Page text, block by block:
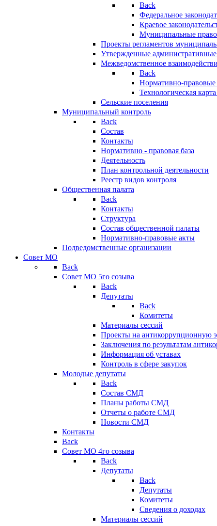
Back
Федеральное
Краевое
Муниципальные
Проекты регламентов
Утвержденные
Межведомственное
Back
Нормативно-правовые
Технологическая
Сельские поселения
Муниципальный контроль
Back
Состав
Контакты
Нормативно - правовая база
Деятельность
План контрольной деятельности
Реестр видов контроля
Общественная палата
Back
Контакты
Структура
Состав общественной палаты
Нормативно-правовые акты
Подведомственные организации
Совет МО
Back
Совет МО 5го созыва
Back
Депутаты
Back
Комитеты
Материалы сессий
Проекты на антикоррупционную
Заключения по результатам
Информация об уставах
Контроль в сфере закупок
Молодые депутаты
Back
Состав СМД
Планы работы СМД
Отчеты о работе СМД
Новости СМД
Контакты
Back
Совет МО 4го созыва
Back
Депутаты
Back
Депутаты
Комитеты
Сведения о доходах
Материалы сессий